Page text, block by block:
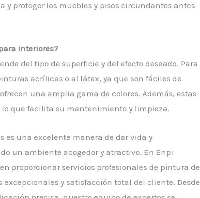
proteger los muebles y pisos circundantes antes
interiores?
del tipo de superficie y del efecto deseado. Para
acrílicas o al látex, ya que son fáciles de
una amplia gama de colores. Además, estas
que facilita su mantenimiento y limpieza.
es una excelente manera de dar vida y
un ambiente acogedor y atractivo. En Enpi
proporcionar servicios profesionales de pintura de
y satisfacción total del cliente. Desde